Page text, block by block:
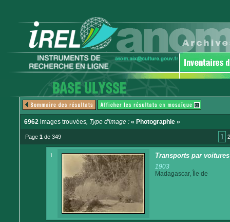
6962 images trouvées, Type d'image : « Photographie »
Page 1 de 349 1 2
1 Transports par
1903
Madagascar, Île de